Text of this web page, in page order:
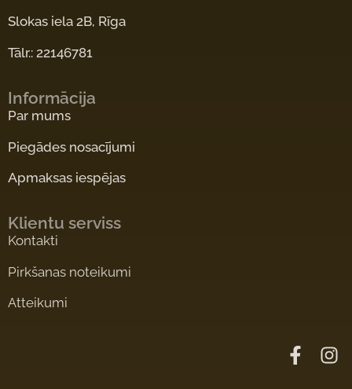
Slokas iela 2B, Rīga
Tālr.: 22146781
Informācija
Par mums
Piegādes nosacījumi
Apmaksas iespējas
Klientu serviss
Kontakti
Pirkšanas noteikumi
Atteikumi